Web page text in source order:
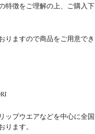
特徴をご理解の上、ご購入下
りますので商品をご用意でき
プウエアなどを中心に全国
ます。